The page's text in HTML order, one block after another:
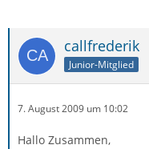
callfrederik
Junior-Mitglied
7. August 2009 um 10:02
Hallo Zusammen,